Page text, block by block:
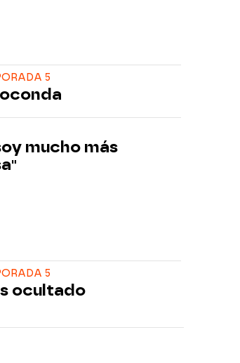
5
mucho más
5
ocultado